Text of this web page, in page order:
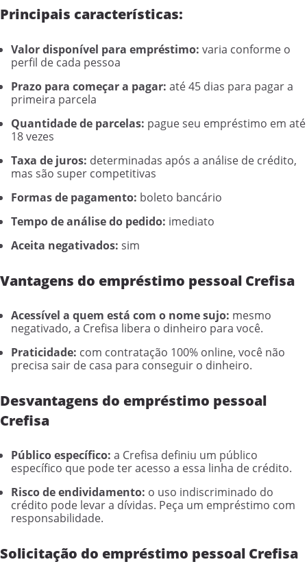
Principais características:
Valor disponível para empréstimo: varia conforme o
perfil de cada pessoa
Prazo para começar a pagar: até 45 dias para pagar a
primeira parcela
Quantidade de parcelas: pague seu empréstimo em até
18 vezes
Taxa de juros: determinadas após a análise de crédito,
mas são super competitivas
Formas de pagamento: boleto bancário
Tempo de análise do pedido: imediato
Aceita negativados: sim
Vantagens do empréstimo pessoal Crefisa
Acessível a quem está com o nome sujo: mesmo
negativado, a Crefisa libera o dinheiro para você.
Praticidade: com contratação 100% online, você não
precisa sair de casa para conseguir o dinheiro.
Desvantagens do empréstimo pessoal
Crefisa
Público específico: a Crefisa definiu um público
específico que pode ter acesso a essa linha de crédito.
Risco de endividamento: o uso indiscriminado do
crédito pode levar a dívidas. Peça um empréstimo com
responsabilidade.
Solicitação do empréstimo pessoal Crefisa